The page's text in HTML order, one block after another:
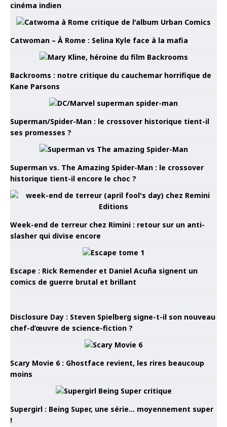
cinéma indien
Catwoman – À Rome : Selina Kyle face à la mafia
Backrooms : notre critique du cauchemar horrifique de
Kane Parsons
Superman/Spider-Man : le crossover historique tient-il
ses promesses ?
Superman vs. The Amazing Spider-Man : le crossover
historique tient-il encore le choc ?
Week-end de terreur chez Rimini : retour sur un anti-
slasher qui divise encore
Escape : Rick Remender et Daniel Acuña signent un
comics de guerre brutal et brillant
Disclosure Day : Steven Spielberg signe-t-il son nouveau
chef-d’œuvre de science-fiction ?
Scary Movie 6 : Ghostface revient, les rires beaucoup
moins
Supergirl : Being Super, une série… moyennement super
!